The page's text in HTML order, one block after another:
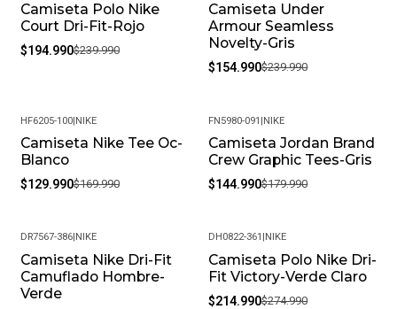
-19%
Camiseta Polo Nike
Court Dri-Fit-Rojo
$194.990$239.990
-35%
Camiseta Under
Armour Seamless
Novelty-Gris
$154.990$239.990
-24%
HF6205-100|NIKE
Camiseta Nike Tee Oc-
Blanco
$129.990$169.990
-19%
FN5980-091 |NIKE
Camiseta Jordan Brand
Crew Graphic Tees-Gris
$144.990$179.990
-33%
DR7567-386| NIKE
Camiseta Nike Dri-Fit
Camuflado Hombre-
Verde
-22%
DH0822-361 NIKE
Camiseta Polo Nike Dri-
Fit Victory-Verde Claro
$214.990$274.990